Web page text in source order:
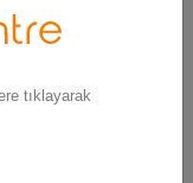
Enes
tıklayarak